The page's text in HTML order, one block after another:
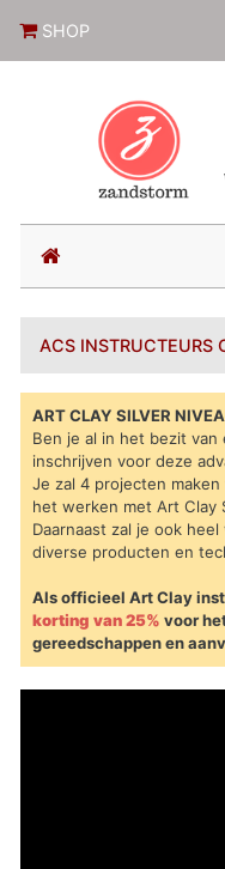
SHOP
(current)
ACS INSTRUCTEURS
ART CLAY SILVER
Ben je al in het bezit van
inschrijven voor deze
Je zal 4 projecten
het werken met Art Clay
Daarnaast zal je ook
diverse producten en
Als officieel Art Clay
korting van 25% voor
gereedschappen en